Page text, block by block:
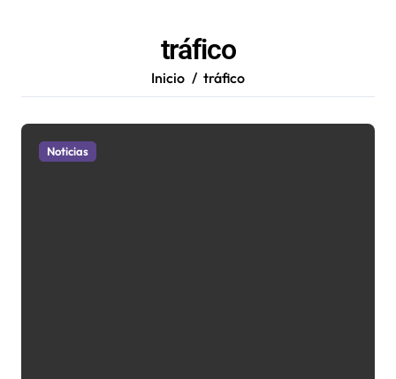
tráfico
Inicio tráfico
Noticias